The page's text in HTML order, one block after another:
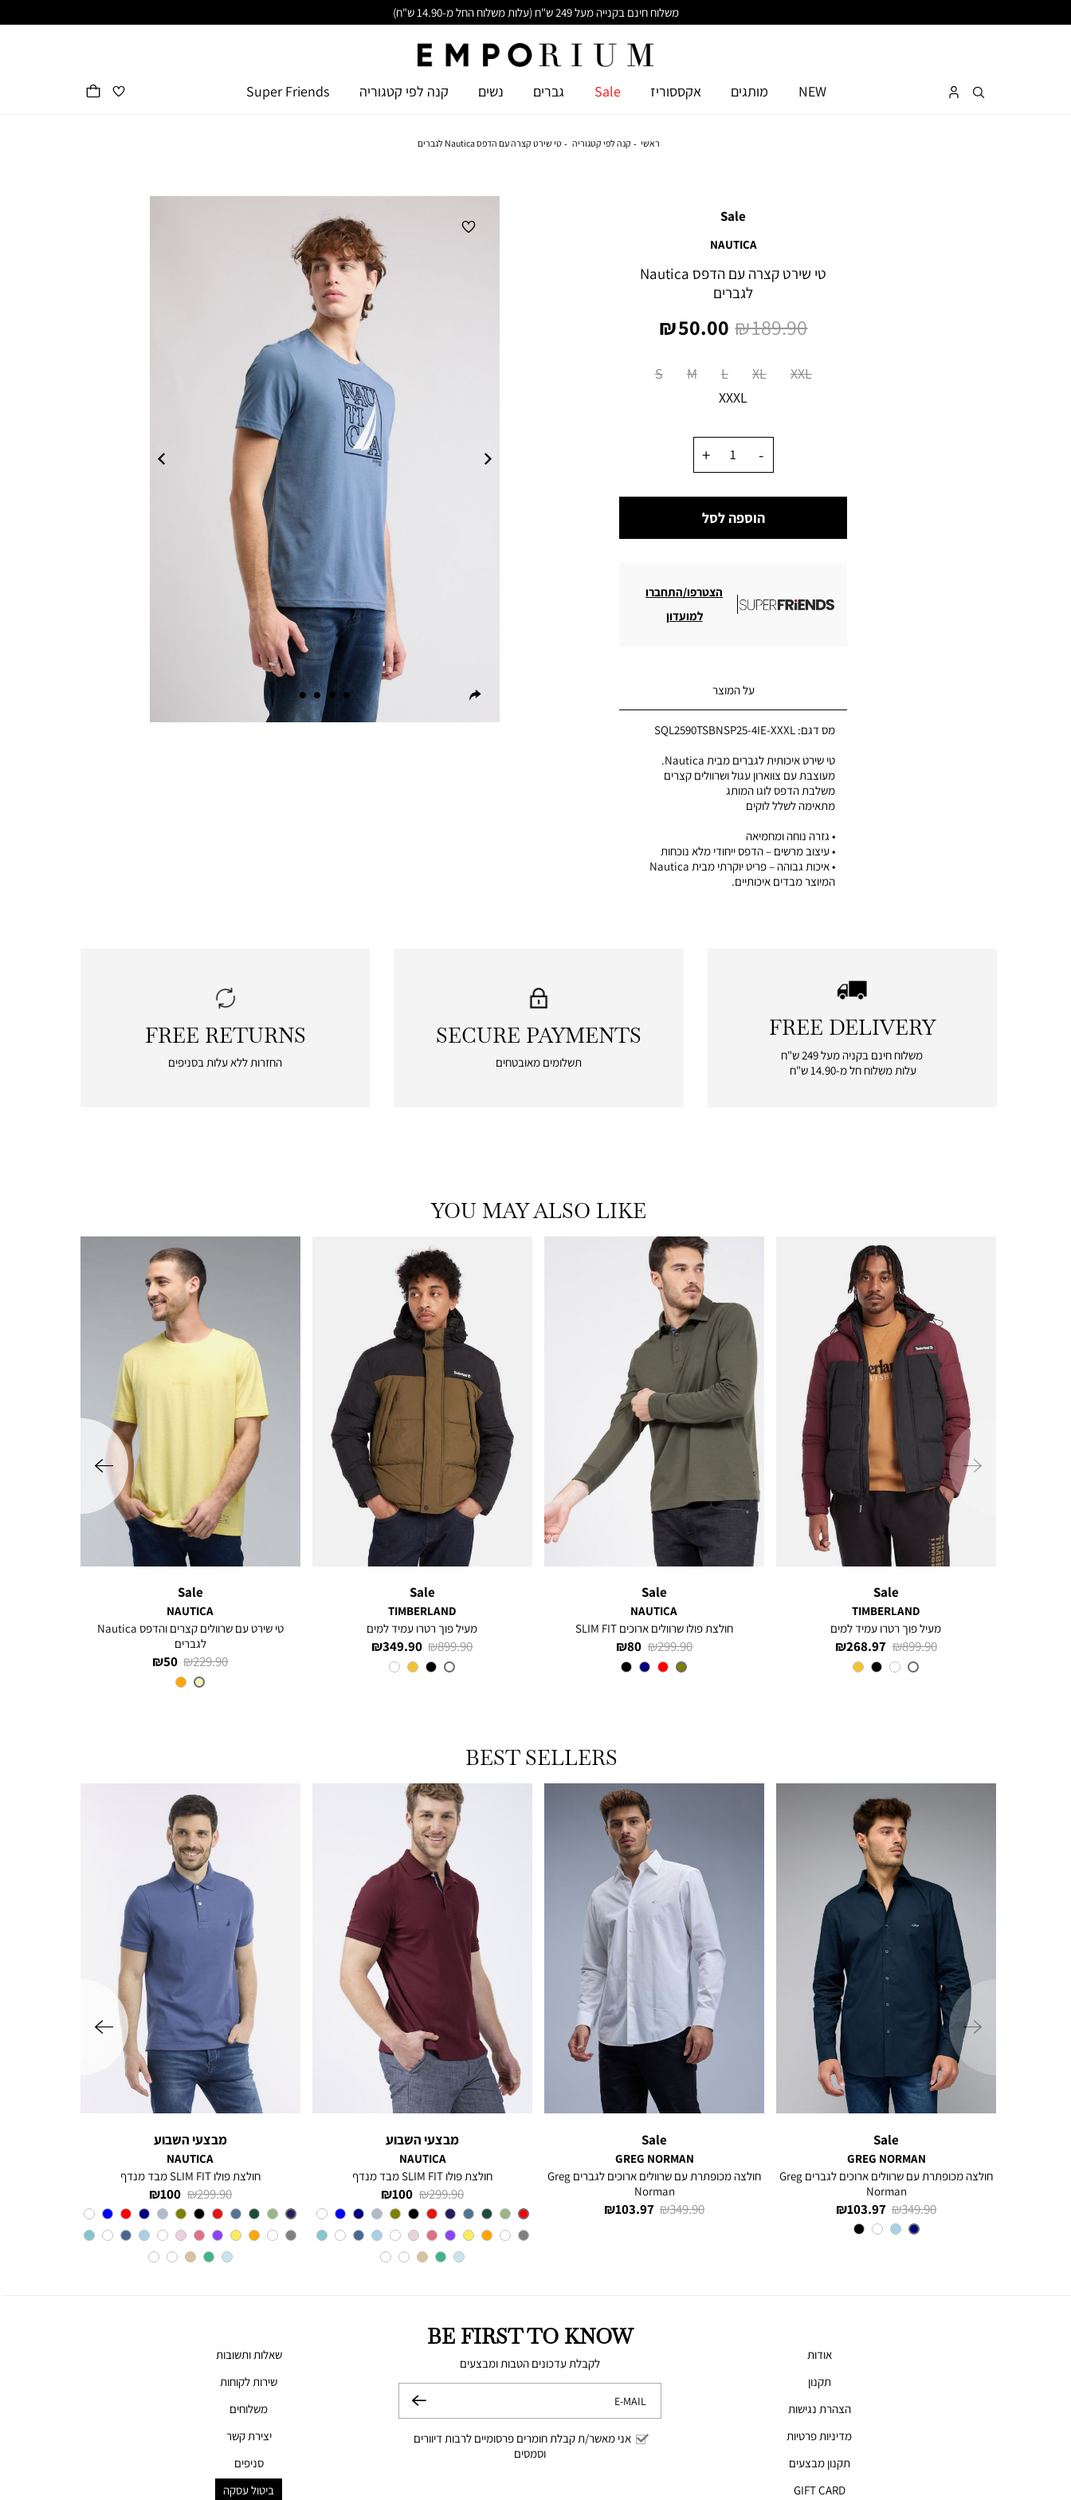
משלוח חינם בקנייה מעל 249 ש"ח (עלות משלוח החל מ-14.90 ש"ח)
NEW מותגים אקססוריז Sale גברים נשים קנה לפי קטגוריה Super Friends
ראשי קנה לפי קטגוריה טי שירט קצרה עם הדפס Nautica לגברים
Sale
NAUTICA
טי שירט קצרה עם הדפס Nautica
לגברים
מחיר
50.00 ₪
מחיר
189.90 ₪
S M L XL
XXL
XXXL
הוספה לסל
הצטרפו/התחברו
למועדון
על המוצר
מס דגם: SQL2590TSBNSP25-4IE-XXXL
טי שירט איכותית לגברים מבית Nautica.
מעוצבת עם צווארון עגול ושרוולים קצרים
משלבת הדפס לוגו המותג
מתאימה לשלל לוקים
• גזרה נוחה ומחמיאה
• עיצוב מרשים – הדפס ייחודי מלא נוכחות
• איכות גבוהה – פריט יוקרתי מבית Nautica
המיוצר מבדים איכותיים.
|
free
delivery
|
FREE DELIVERY
משלוח חינם בקניה מעל 249 ש"ח
עלות משלוח חל מ-14.90 ש"ח
|
payments
SECURE PAYMENTS
תשלומים מאובטחים
|
returns
FREE RETURNS
החזרות ללא עלות בסניפים
YOU MAY ALSO LIKE
ימינה
Sale
TIMBERLAND
מעיל פוך רטרו עמיד למים
מחיר
מוצר
268.97 ₪
מחיר
רגיל
899.90 ₪
צבע
DARK
Sale
NAUTICA
חולצת פולו שרוולים ארוכים SLIM FIT
מחיר
מוצר
80 ₪
מחיר
רגיל
299.90 ₪
צבע
Olive
Sale
TIMBERLAND
מעיל פוך רטרו עמיד למים
מחיר
מוצר
349.90 ₪
מחיר
רגיל
899.90 ₪
צבע
DARK
Sale
NAUTICA
טי שירט עם שרוולים קצרים והדפס Nautica
לגברים
מחיר
מוצר
50 ₪
מחיר
229.90 ₪
צבע
SUNSHINE
שמאלה
BEST SELLERS
ימינה
Sale
GREG NORMAN
חולצה מכופתרת עם שרוולים ארוכים לגברים Greg
Norman
מחיר
מוצר
103.97 ₪
מחיר
רגיל
349.90 ₪
צבע
NAVY
Sale
GREG NORMAN
חולצה מכופתרת עם שרוולים ארוכים לגברים Greg
Norman
מחיר
103.97 ₪
מחיר
349.90 ₪
מבצעי השבוע
NAUTICA
חולצת פולו SLIM FIT מבד מנדף
מחיר
מוצר
100 ₪
מחיר
רגיל
299.90 ₪
צבע
Red
מבצעי השבוע
NAUTICA
חולצת פולו SLIM FIT מבד מנדף
מחיר
מוצר
100 ₪
מחיר
רגיל
299.90 ₪
צבע
BLUE
INDIGO
שמאלה
BE FIRST TO KNOW
לקבלת עדכונים הטבות ומבצעים
E-MAIL
אני מאשר/ת קבלת חומרים פרסומיים לרבות דיוורים
וסמסים
שלח
אודות
תקנון
הצהרת נגישות
מדיניות פרטיות
תקנון מבצעים
GIFT CARD
שאלות ותשובות
שירות לקוחות
משלוחים
יצירת קשר
סניפים
ביטול עסקה